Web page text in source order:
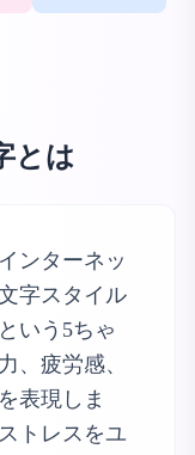
とは
ンターネッ
字スタイル
いう5ちゃ
、疲労感、
表現しま
トレスをユ